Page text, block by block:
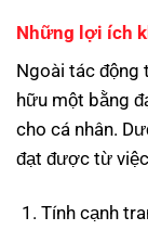
Những lợi ích
Ngoài tác động
hữu một bằng
cho cá nhân.
đạt được từ
Tính cạnh